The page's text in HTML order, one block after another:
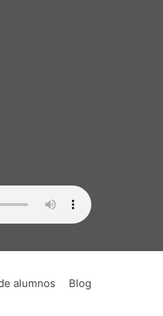
alumnos Blog
demasiado